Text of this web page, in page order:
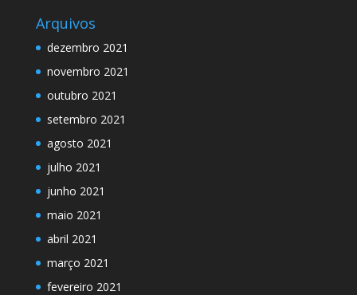
Arquivos
dezembro 2021
novembro 2021
outubro 2021
setembro 2021
agosto 2021
julho 2021
junho 2021
maio 2021
abril 2021
março 2021
fevereiro 2021